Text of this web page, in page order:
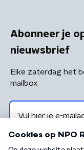
Abonneer je
nieuwsbrief
Elke zaterdag het
mailbox